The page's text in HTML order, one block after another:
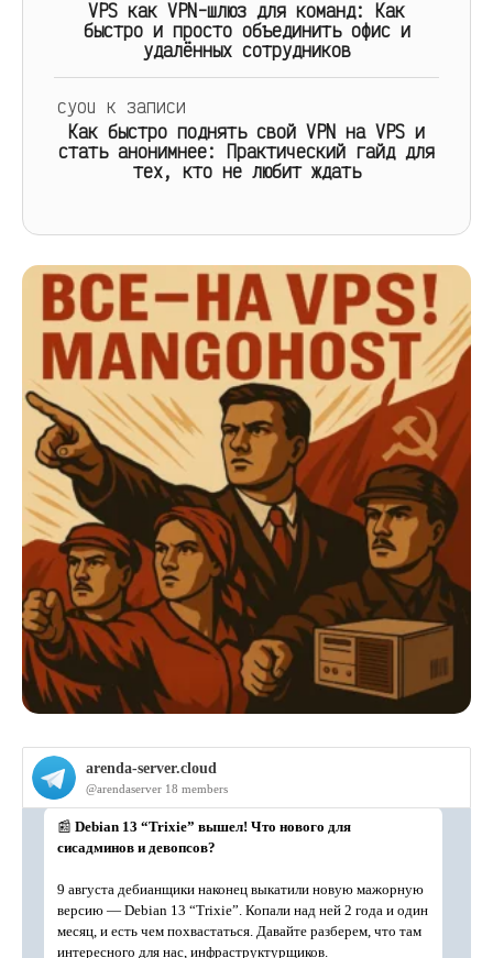
VPS как VPN-шлюз для команд: Как
быстро и просто объединить офис и
удалённых сотрудников
cyou к записи
Как быстро поднять свой VPN на VPS и
стать анонимнее: Практический гайд для
тех, кто не любит ждать